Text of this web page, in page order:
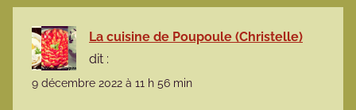
La cuisine de Poupoule (Christelle)
dit :
9 décembre 2022 à 11 h 56 min